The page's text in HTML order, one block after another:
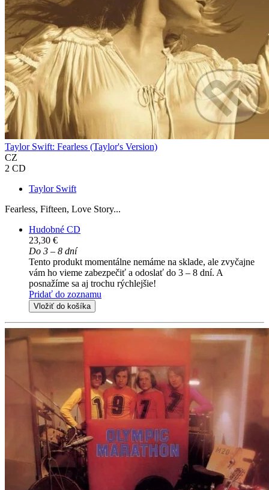
Taylor Swift: Fearless (Taylor's Version)
CZ
2 CD
Taylor Swift
Fearless, Fifteen, Love Story...
Hudobné CD
23,30 €
Do 3 – 8 dní
Tento produkt momentálne nemáme na sklade, ale zvyčajne
vám ho vieme zabezpečiť a odoslať do 3 – 8 dní. A
posnažíme sa aj trochu rýchlejšie!
Pridať do zoznamu
Vložiť do košíka